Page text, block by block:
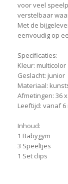
voor veel
verstelbaar
Met de
eenvoudig op
Specificaties:
Kleur: multicolor
Geslacht: junior
Materiaal:
Afmetingen: 36
Leeftijd: vanaf
Inhoud:
1 Babygym
3 Speeltjes
1 Set clips